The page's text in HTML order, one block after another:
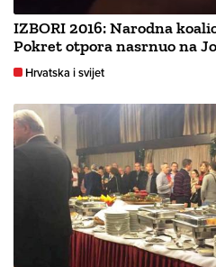
IZBORI 2016: Narodna
Pokret otpora nasrnuo na
Hrvatska i svijet